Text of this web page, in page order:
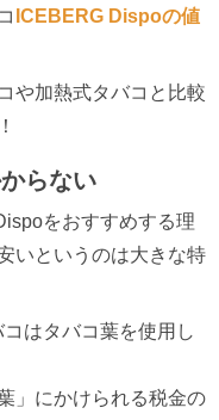
ICEBERG Dispoの値
や加熱式タバコと比較
らない
をおすすめする理
いというのは大きな特
はタバコ葉を使用し
」にかけられる税金の